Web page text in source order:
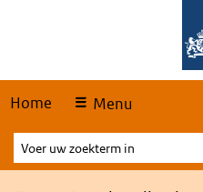
Home Menu
Voer
uw